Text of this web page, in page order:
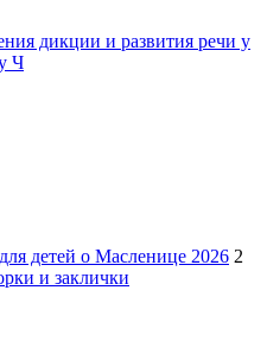
дикции и развития речи у
Ч
детей о Масленице 2026 2
и заклички